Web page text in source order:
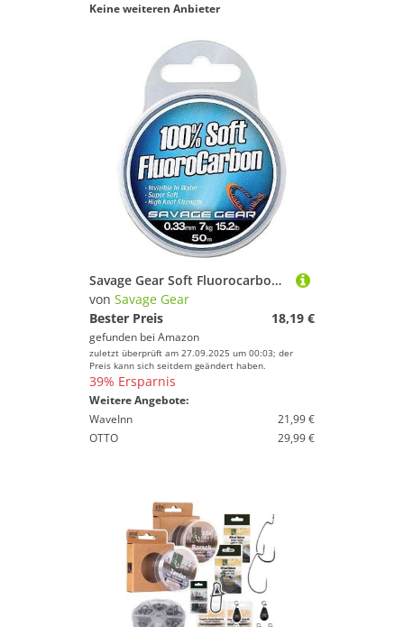
Keine weiteren Anbieter
Savage Gear Soft Fluorocarbon Schnur 0,81mm 15m 33kg Angelschnur monofil, Fluoro Carbon Schnur, Vorfachschnur, Leader für Vorfächer
von Savage Gear
Bester Preis
18,19 €
gefunden bei Amazon
zuletzt überprüft am 27.09.2025 um 00:03; der
Preis kann sich seitdem geändert haben.
39% Ersparnis
Weitere Angebote:
WaveInn
21,99 €
OTTO
29,99 €